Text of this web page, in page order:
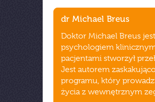
dr Michael Breus
Doktor Michael Breus
psychologiem
pacjentami stworzył
Jest autorem
programu, który
życia z wewnętrznym